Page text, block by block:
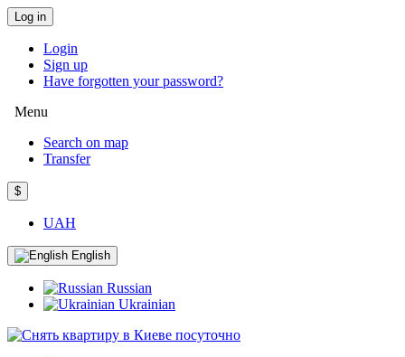
Log in
Login
Sign up
Have forgotten your password?
Menu
Search on map
Transfer
$
UAH
English
Russian
Ukrainian